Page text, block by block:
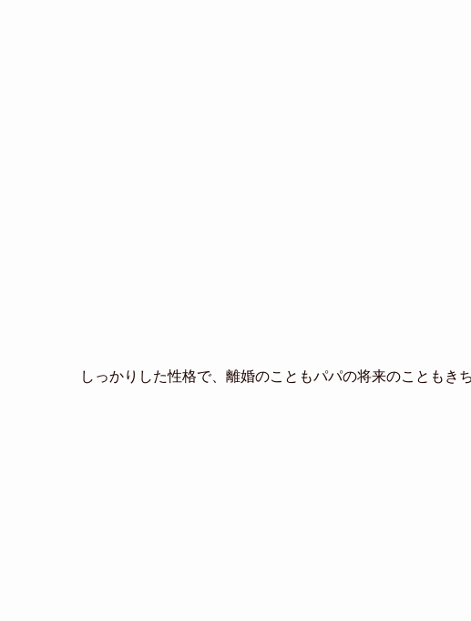
しっかりした性格で、離婚のこともパパの将来のこともき